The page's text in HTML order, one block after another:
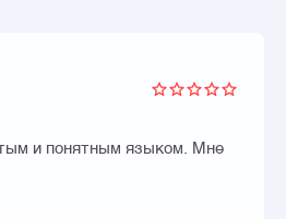
и понятным языком. Мне